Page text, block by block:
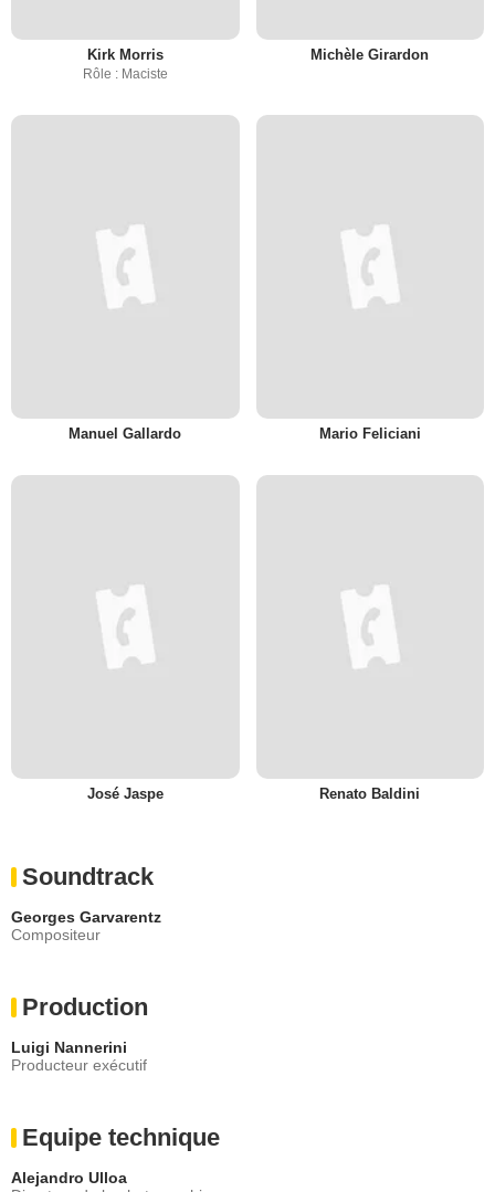
Kirk Morris
Rôle : Maciste
Michèle Girardon
Manuel Gallardo Mario Feliciani
José Jaspe Renato Baldini
Soundtrack
Georges Garvarentz
Compositeur
Production
Luigi Nannerini
Producteur exécutif
Equipe technique
Alejandro Ulloa